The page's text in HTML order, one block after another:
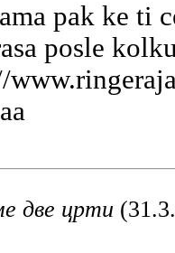
pak ke ti
posle
две црти